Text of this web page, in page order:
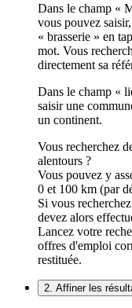
Dans le champ «
vous pouvez
« brasserie » en
mot. Vous
directement sa
Dans le champ «
saisir une
un continent.
Vous recherchez
alentours ?
Vous pouvez y
0 et 100 km (par
Si vous
devez alors
Lancez votre
offres d'emploi
restituée.
2. Affiner les